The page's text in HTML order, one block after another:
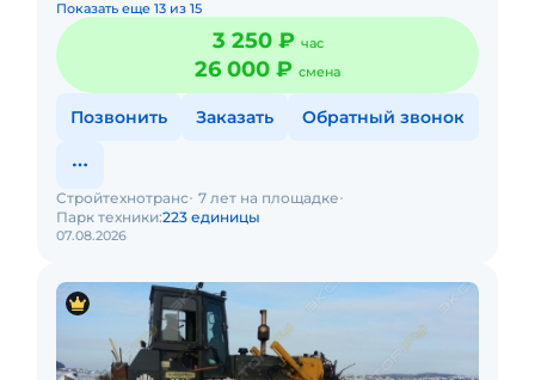
Показать еще 13 из 15
3 250 ₽ час
26 000 ₽ смена
Позвонить Заказать Обратный звонок
07.08.2026
Стройтехнотранс 7 лет на площадке
Парк техники:223 единицы